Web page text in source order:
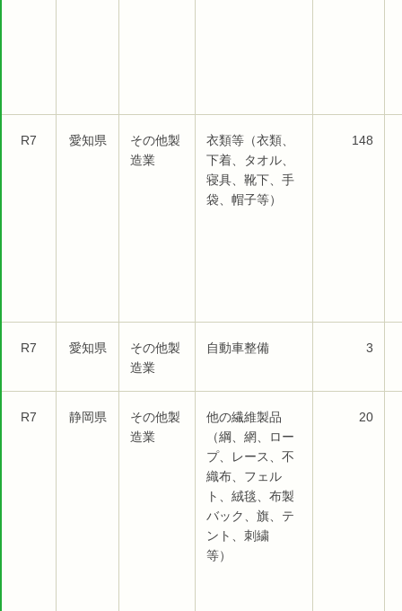
R7 愛知県
その他製
造業
衣類等（衣類、
下着、タオル、
寝具、靴下、手
袋、帽子等）
148
R7 愛知県
その他製
造業
自動車整備 3
R7 静岡県
その他製
造業
他の繊維製品
（綱、網、ロー
プ、レース、不
織布、フェル
ト、絨毯、布製
バック、旗、テ
ント、刺繍
等）
20